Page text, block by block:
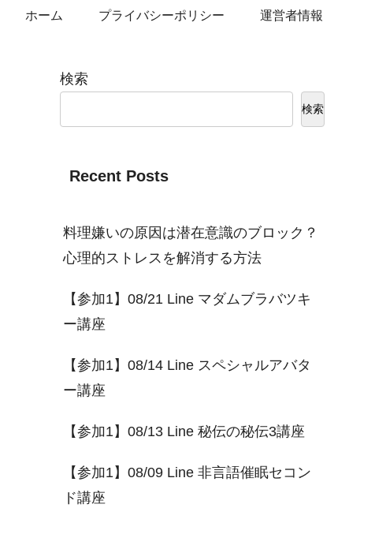
ホーム プライバシーポリシー 運営者情報
検索
検索
Recent Posts
料理嫌いの原因は潜在意識のブロック？
心理的ストレスを解消する方法
【参加1】08/21 Line マダムブラバツキ
ー講座
【参加1】08/14 Line スペシャルアバタ
ー講座
【参加1】08/13 Line 秘伝の秘伝3講座
【参加1】08/09 Line 非言語催眠セコン
ド講座